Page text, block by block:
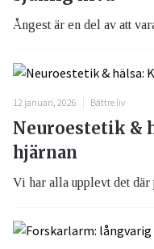
Ångest är en del av att
12 januari, 2026 Bättre liv
Neuroestetik &
hjärnan
Vi har alla upplevt det